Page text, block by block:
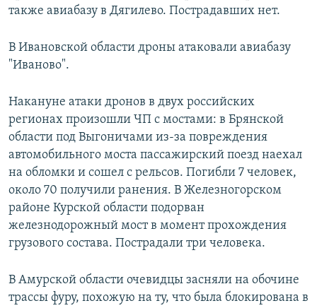
также авиабазу в Дягилево. Пострадавших нет.
В Ивановской области дроны атаковали авиабазу
"Иваново".
Накануне атаки дронов в двух российских
регионах произошли ЧП с мостами: в Брянской
области под Выгоничами из-за повреждения
автомобильного моста пассажирский поезд наехал
на обломки и сошел с рельсов. Погибли 7 человек,
около 70 получили ранения. В Железногорском
районе Курской области подорван
железнодорожный мост в момент прохождения
грузового состава. Пострадали три человека.
В Амурской области очевидцы засняли на обочине
трассы фуру, похожую на ту, что была блокирована в